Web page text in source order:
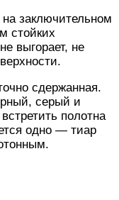
заключительном
стойких
выгорает, не
сдержанная.
серый и
полотна
одно — тиар